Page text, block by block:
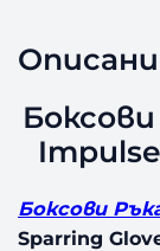
Боксови
Sparring